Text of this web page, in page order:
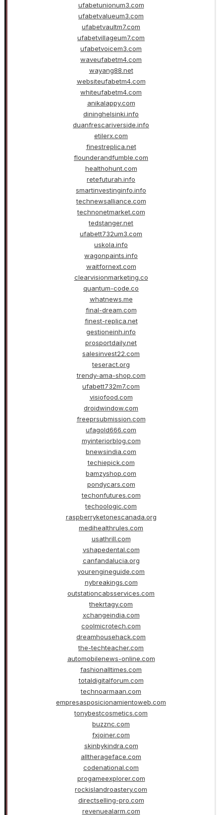
ufabetunionum3.com
ufabetvalueum3.com
ufabetvaultm7.com
ufabetvillageum7.com
ufabetvoicem3.com
waveufabetm4.com
wayang88.net
websiteufabetm4.com
whiteufabetm4.com
anikalappy.com
dininghelsinki.info
duanfrescariverside.info
etilerx.com
finestreplica.net
flounderandfumble.com
healthohunt.com
retefuturah.info
smartinvestinginfo.info
technewsalliance.com
technonetmarket.com
tedstanger.net
ufabett732um3.com
uskola.info
wagonpaints.info
waitfornext.com
clearvisionmarketing.co
quantum-code.co
whatnews.me
final-dream.com
finest-replica.net
gestioneinh.info
prosportdaily.net
salesinvest22.com
teseract.org
trendy-ama-shop.com
ufabett732m7.com
visiofood.com
droidwindow.com
freeprsubmission.com
ufagold666.com
myinteriorblog.com
bnewsindia.com
techiepick.com
bamzyshop.com
pondycars.com
techonfutures.com
techoologic.com
raspberryketonescanada.org
medihealthrules.com
usathrill.com
vshapedental.com
canfandalucia.org
yourengineguide.com
nybreakings.com
outstationcabsservices.com
thekrtagy.com
xchangeindia.com
coolmicrotech.com
dreamhousehack.com
the-techteacher.com
automobilenews-online.com
fashionalltimes.com
totaldigitalforum.com
technoarmaan.com
empresasposicionamientoweb.com
tonybestcosmetics.com
buzznc.com
fxjoiner.com
skinbykindra.com
alltherageface.com
codenational.com
progameexplorer.com
rockislandroastery.com
directselling-pro.com
revenuealarm.com